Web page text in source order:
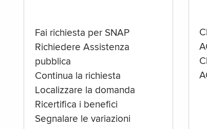
Fai richiesta per SNAP
Richiedere Assistenza
pubblica
Continua la richiesta
Localizzare la domanda
Ricertifica i benefici
Segnalare le variazioni